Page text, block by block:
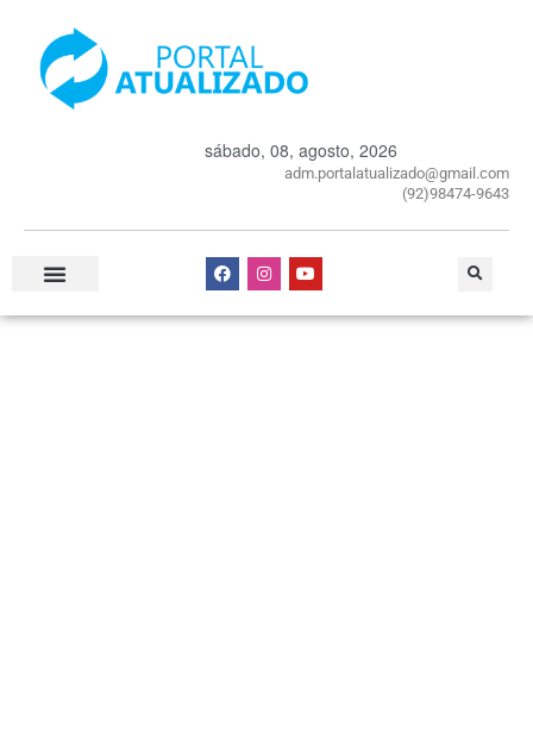
sábado, 08, agosto, 2026
adm.portalatualizado@gmail.com
(92)98474-9643